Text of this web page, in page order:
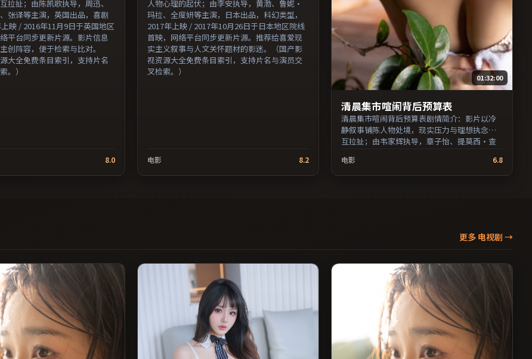
拉扯；由陈凯歌执导，周迅、
张译等主演，英国出品，喜剧
映 / 2016年11月9日于英国地区
平台同步更新片源。影片信息
创阵容，便于检索与比对。
源大全免费条目索引，支持片名
。）
8.0
人物心理的起伏；由李安执导，黄渤、鲁妮·
玛拉、全度妍等主演，日本出品，科幻类型，
2017年上映 / 2017年10月26日于日本地区院线
首映，网络平台同步更新片源。推荐给喜爱现
实主义叙事与人文关怀题材的影迷。（国产影
视资源大全免费条目索引，支持片名与演员交
叉检索。）
电影 8.2
01:32:00
清晨集市喧闹背后预算表
清晨集市喧闹背后预算表剧情简介：影片以冷
静叙事铺陈人物处境，现实压力与理想执念相
互拉扯；由韦家辉执导，章子怡、提莫西·查
2024年上映 / 2024年9月4日于泰国地区院线首
映，网络平台同步更新片源。影片信息含剧情
电影 6.8
更多 电视剧 →